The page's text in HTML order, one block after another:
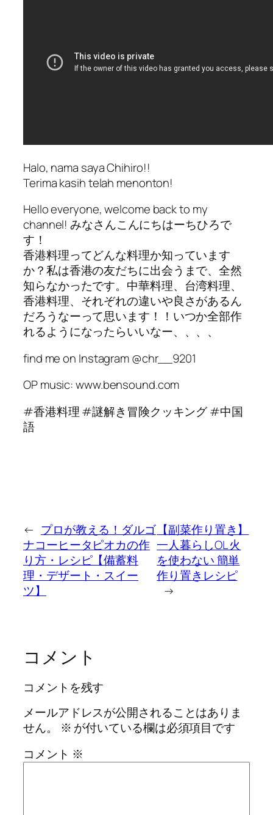
Halo, nama saya Chihiro!!
Terima kasih telah menonton!
Hello everyone, welcome back to my
channel! みなさんこんにちはーちひろで
す！
香港料理ってどんな料理か知っています
か？私は香港の友だちに出会うまで、全然
知らなかったです。中華料理、台湾料理、
香港料理、それぞれの違いや良さがあるん
だろうなーって思います！！いつか全部作
れるようになったらいいなー、、、、
find me on Instagram @chr__9201
OP music: www.bensound.com
#香港料理 #謎解き冒険クッキング #中国
語
← プロが教える！ダルゴ
ナコーヒータピオカの作
り方・レシピ【備蓄料
理・デザート・スイー
ツ】
【副菜作り置き】
一人暮らしOL 火
を使わない 簡単
作り置きレシピ
→
コメント
コメントを残す
メールアドレスが公開されることはありま
せん。
※ が付いている欄は必須項目です
コメント ※